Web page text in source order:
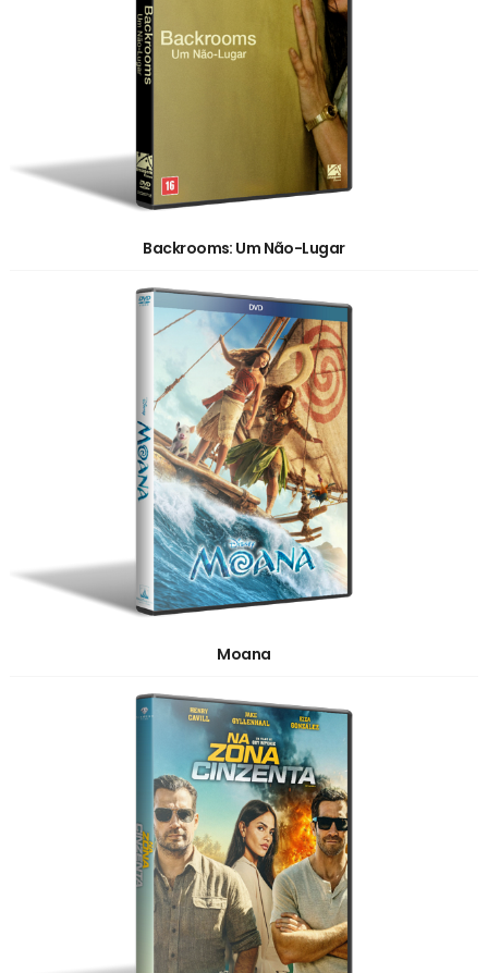
Backrooms: Um Não-Lugar
Moana